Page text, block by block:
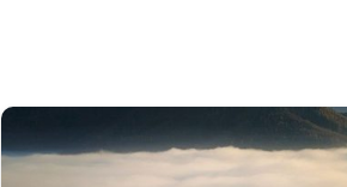
Quelques notions sur le brouillard.